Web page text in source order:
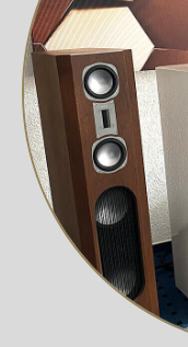
Außer an
Gestaltet
Erhältlich